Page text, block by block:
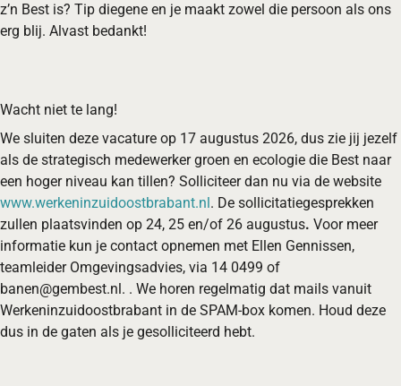
z’n Best is? Tip diegene en je maakt zowel die persoon als ons
erg blij. Alvast bedankt!
Wacht niet te lang!
We sluiten deze vacature op 17 augustus 2026, dus zie jij jezelf
als de strategisch medewerker groen en ecologie die Best naar
een hoger niveau kan tillen? Solliciteer dan nu via de website
www.werkeninzuidoostbrabant.nl . De sollicitatiegesprekken
zullen plaatsvinden op 24, 25 en/of 26 augustus. Voor meer
informatie kun je contact opnemen met Ellen Gennissen,
teamleider Omgevingsadvies, via 14 0499 of
banen@gembest.nl. . We horen regelmatig dat mails vanuit
Werkeninzuidoostbrabant in de SPAM-box komen. Houd deze
dus in de gaten als je gesolliciteerd hebt.